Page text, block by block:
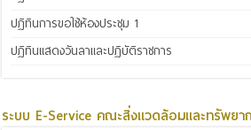
ปฏิทินการขอใช้ห้องประชุม 1
ปฏิทินแสดงวันลาและปฏิบัติราชการ
ระบบ E-Service คณะสิ่งแวดล้อมและทรัพย